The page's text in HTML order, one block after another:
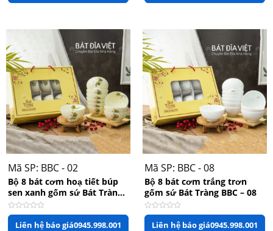
Mã SP: BBC - 02
Bộ 8 bát cơm hoạ tiết búp
sen xanh gốm sứ Bát Tràng
BBC – 02
Được
xếpLiên hệ báo giá0945.998.001
Mã SP: BBC - 08
Bộ 8 bát cơm trắng trơn
gốm sứ Bát Tràng BBC – 08
Được
xếpLiên hệ báo giá0945.998.001